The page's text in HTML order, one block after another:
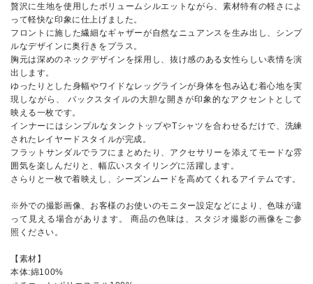
贅沢に生地を使用したボリュームシルエットながら、素材特有の軽さによ
って軽快な印象に仕上げました。
フロントに施した繊細なギャザーが自然なニュアンスを生み出し、シンプ
ルなデザインに奥行きをプラス。
胸元は深めのネックデザインを採用し、抜け感のある女性らしい表情を演
出します。
ゆったりとした身幅やワイドなレッグラインが身体を包み込む着心地を実
現しながら、 バックスタイルの大胆な開きが印象的なアクセントとして
映える一枚です。
インナーにはシンプルなタンクトップやTシャツを合わせるだけで、洗練
されたレイヤードスタイルが完成。
フラットサンダルでラフにまとめたり、アクセサリーを添えてモードな雰
囲気を楽しんだりと、幅広いスタイリングに活躍します。
さらりと一枚で着映えし、シーズンムードを高めてくれるアイテムです。
※外での撮影画像、お客様のお使いのモニター設定などにより、色味が違
って見える場合があります。 商品の色味は、スタジオ撮影の画像をご参
照ください。
【素材】
本体:綿100%